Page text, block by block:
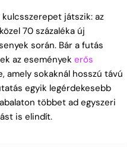
játszik: az
70 százaléka új
során. Bár a futás
az események erős
amely sokaknál hosszú távú
egyik legérdekesebb
többet ad egyszeri
is elindít.